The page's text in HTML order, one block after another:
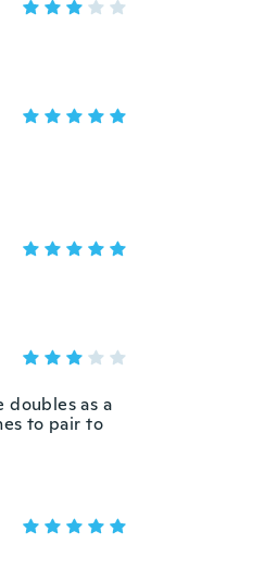
doubles as a
to pair to